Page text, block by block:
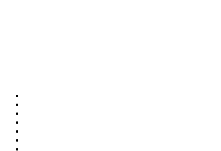
ERSTES
SEEBAD
Sommerfrische
seit
1793.